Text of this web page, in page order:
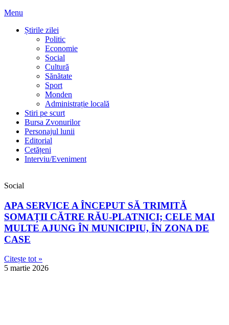
Menu
Știrile zilei
Politic
Economie
Social
Cultură
Sănătate
Sport
Monden
Administrație locală
Stiri pe scurt
Bursa Zvonurilor
Personajul lunii
Editorial
Cetățeni
Interviu/Eveniment
Social
APA SERVICE A ÎNCEPUT SĂ TRIMITĂ
SOMAȚII CĂTRE RĂU-PLATNICI; CELE MAI
MULTE AJUNG ÎN MUNICIPIU, ÎN ZONA DE
CASE
Citește tot »
5 martie 2026